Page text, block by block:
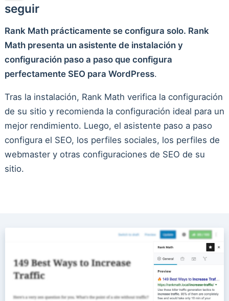
seguir
Rank Math prácticamente se configura solo. Rank
Math presenta un asistente de instalación y
configuración paso a paso que configura
perfectamente SEO para WordPress.
Tras la instalación, Rank Math verifica la configuración
de su sitio y recomienda la configuración ideal para un
mejor rendimiento. Luego, el asistente paso a paso
configura el SEO, los perfiles sociales, los perfiles de
webmaster y otras configuraciones de SEO de su
sitio.